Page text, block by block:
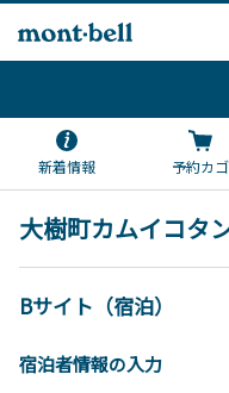
新着情報 予約カゴ
大樹町カムイコタ
Bサイト（宿泊）
宿泊者情報の入力